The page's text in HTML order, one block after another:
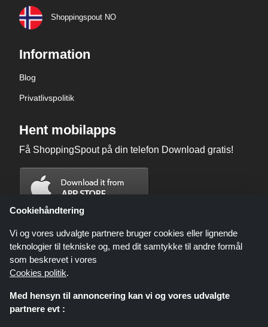
Shoppingspout NO
Information
Blog
Privatlivspolitik
Hent mobilapps
Få ShoppingSpout på din telefon Download gratis!
Cookiehåndtering
Vi og vores udvalgte partnere bruger cookies eller lignende
teknologier til tekniske og, med dit samtykke til andre formål
som beskrevet i vores
Cookies politik.
Med hensyn til annoncering kan vi og vores udvalgte
partnere evt :